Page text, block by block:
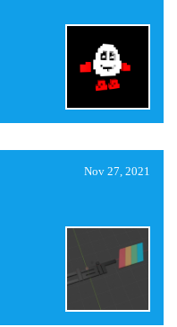
Nov 27, 2021